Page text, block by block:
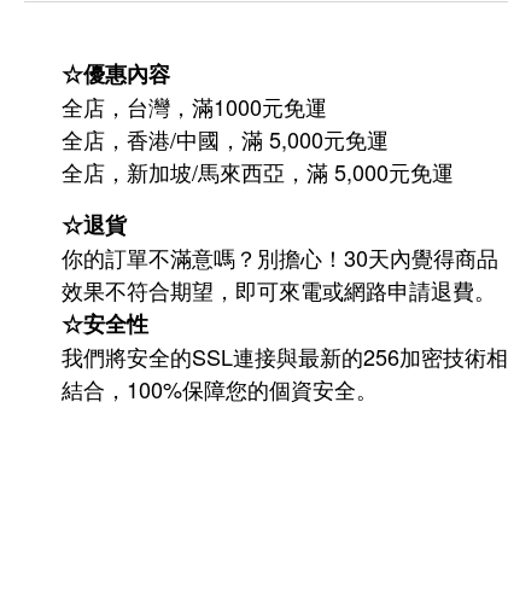
☆優惠內容
全店，台灣，滿1000元免運
全店，香港/中國，滿 5,000元免運
全店，新加坡/馬來西亞，滿 5,000元免運
☆退貨
你的訂單不滿意嗎？別擔心！30天內覺得商品
效果不符合期望，即可來電或網路申請退費。
☆安全性
我們將安全的SSL連接與最新的256加密技術相
結合，100%保障您的個資安全。